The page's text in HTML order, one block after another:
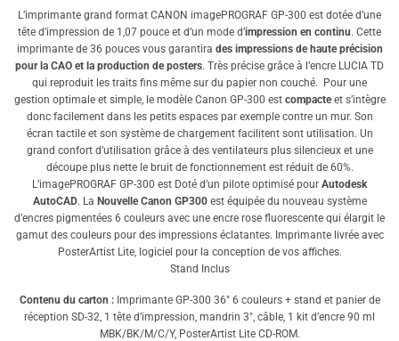
L’imprimante grand format CANON imagePROGRAF GP-300 est dotée d’une
tête d’impression de 1,07 pouce et d’un mode d’impression en continu. Cette
imprimante de 36 pouces vous garantira des impressions de haute précision
pour la CAO et la production de posters. Très précise grâce à l’encre LUCIA TD
qui reproduit les traits fins même sur du papier non couché. Pour une
gestion optimale et simple, le modèle Canon GP-300 est compacteet s’intègre
donc facilement dans les petits espaces par exemple contre un mur. Son
écran tactile et son système de chargement facilitent sont utilisation. Un
grand confort d’utilisation grâce à des ventilateurs plus silencieux et une
découpe plus nette le bruit de fonctionnement est réduit de 60%.
L’imagePROGRAF GP-300 est Doté d’un pilote optimisé pour Autodesk
AutoCAD. La Nouvelle Canon GP300est équipée du nouveau système
d’encres pigmentées 6 couleurs avec une encre rose fluorescente qui élargit le
gamut des couleurs pour des impressions éclatantes. Imprimante livrée avec
PosterArtist Lite, logiciel pour la conception de vos affiches.
Stand Inclus
Contenu du carton :Imprimante GP-300 36″ 6 couleurs + stand et panier de
réception SD-32, 1 tête d’impression, mandrin 3″, câble, 1 kit d’encre 90 ml
MBK/BK/M/C/Y, PosterArtist Lite CD-ROM.